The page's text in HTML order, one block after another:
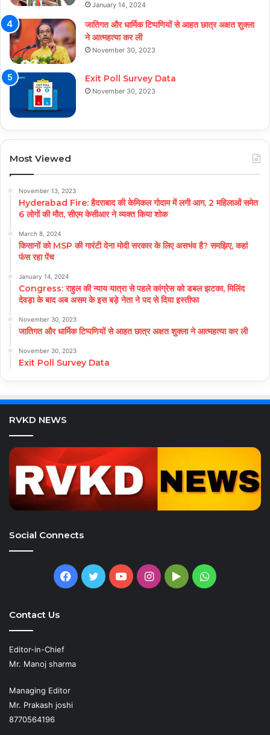
January 14, 2024
जातिगत और धार्मिक टिप्पणियों से आहत छात्र अक्षत शुक्ला
ने आत्महत्या कर ली
November 30, 2023
Exit Poll Survey Data
November 30, 2023
Most Viewed
November 13, 2023
Hyderabad Fire: हैदराबाद की केमिकल गोदाम में लगी आग, 2 महिलाओं समेत
6 लोगों की मौत, सीएम केसीआर ने व्यक्त किया शोक
March 8, 2024
किसानों को MSP की गारंटी देना मोदी सरकार के लिए असभंव है? समझिए, कहां
फंस रहा पेंच
January 14, 2024
Congress: राहुल की न्याय यात्रा से पहले कांग्रेस को डबल झटका, मिलिंद
देवड़ा के बाद अब असम के इस बड़े नेता ने पद से दिया इस्तीफा
November 30, 2023
जातिगत और धार्मिक टिप्पणियों से आहत छात्र अक्षत शुक्ला ने आत्महत्या कर ली
November 30, 2023
Exit Poll Survey Data
RVKD NEWS
Social Connects
Facebook
TwitterYouTubeInstagram
GoogleWhatsApp
Contact Us
Editor-in-Chief
Mr. Manoj sharma
Managing Editor
Mr. Prakash joshi
8770564196